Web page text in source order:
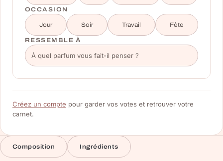
OCCASION
Jour Soir Travail Fête
RESSEMBLE À
Créez un compte pour garder vos votes et retrouver votre
carnet.
Composition Ingrédients